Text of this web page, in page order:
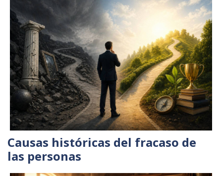
Causas históricas del fracaso de
las personas